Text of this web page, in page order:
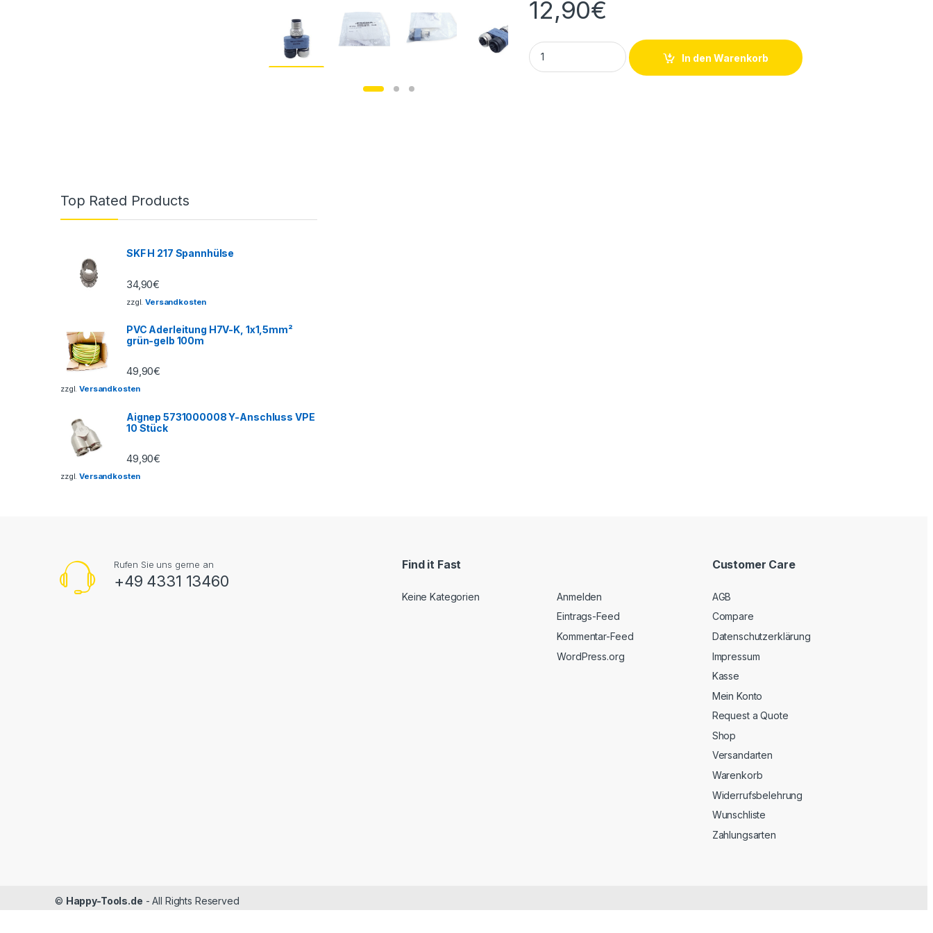
12,90€
Escha FSM5-2FKM5.4/S55 Y-Verteiler 8018720 quantity
In den Warenkorb
Top Rated Products
SKF H 217 Spannhülse
34,90€
zzgl.Versandkosten
PVC Aderleitung H7V-K, 1x1,5mm²
grün-gelb 100m
49,90€
zzgl.Versandkosten
Aignep 5731000008 Y-Anschluss VPE
10 Stück
49,90€
zzgl.Versandkosten
Rufen Sie uns gerne an
+49 4331 13460
Find it Fast
Keine Kategorien
Anmelden
Eintrags-Feed
Kommentar-Feed
WordPress.org
Customer Care
AGB
Compare
Datenschutzerklärung
Impressum
Kasse
Mein Konto
Request a Quote
Shop
Versandarten
Warenkorb
Widerrufsbelehrung
Wunschliste
Zahlungsarten
© Happy-Tools.de - All Rights Reserved